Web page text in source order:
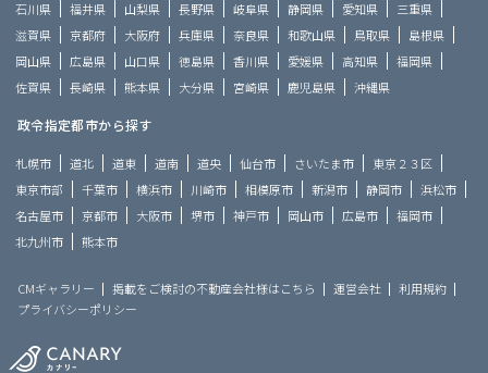
石川県
福井県 山梨県 長野県 岐阜県 静岡県 愛知県
三重県
滋賀県
京都府 大阪府 兵庫県 奈良県 和歌山県 鳥取県
島根県
岡山県
広島県 山口県 徳島県 香川県 愛媛県 高知県
福岡県
佐賀県
長崎県 熊本県 大分県 宮崎県 鹿児島県 沖縄県
政令指定都市から探す
札幌市 道北 道東 道南 道央 仙台市 さいたま市
東京２３区
東京市部
千葉市 横浜市 川崎市 相模原市 新潟市 静岡市
浜松市
名古屋市
京都市 大阪市 堺市 神戸市 岡山市 広島市
福岡市
北九州市
熊本市
CMギャラリー 掲載をご検討の不動産会社様はこちら 運営会社
利用規約
プライバシーポリシー